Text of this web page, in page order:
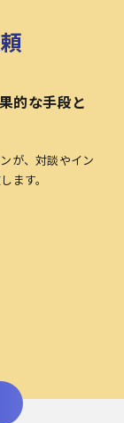
的な手段と
が、対談やイン
ます。